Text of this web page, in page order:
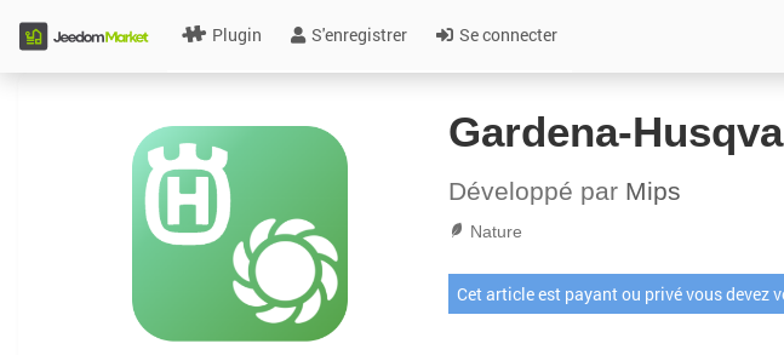
Plugin S'enregistrer Se connecter
Gardena-
Développé par Mips
Nature
Cet article est payant ou privé vous devez